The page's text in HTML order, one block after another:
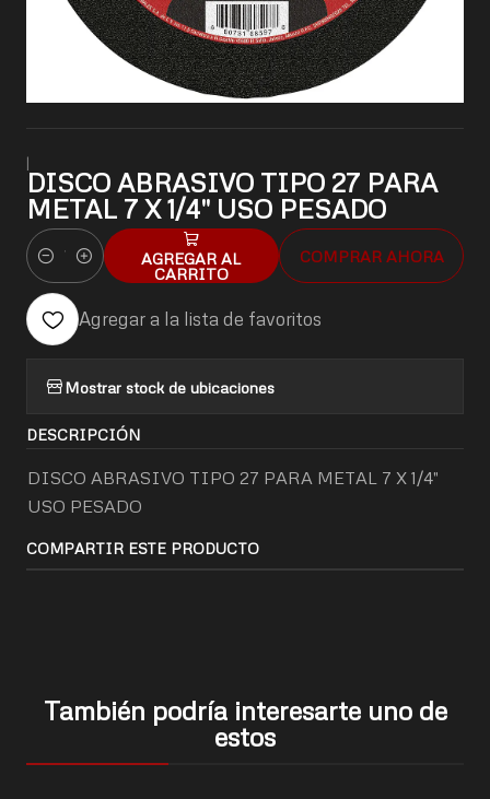
|
DISCO ABRASIVO TIPO 27 PARA
METAL 7 X 1/4" USO PESADO
Cantidad
AGREGAR AL
CARRITO
COMPRAR AHORA
Agregar a la lista de favoritos
Mostrar stock de ubicaciones
DESCRIPCIÓN
DISCO ABRASIVO TIPO 27 PARA METAL 7 X 1/4"
USO PESADO
COMPARTIR ESTE PRODUCTO
También podría interesarte uno de
estos